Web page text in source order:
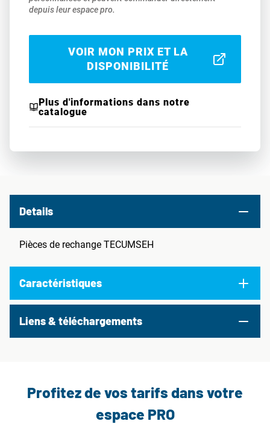
depuis leur espace pro.
VOIR MON PRIX ET LA
DISPONIBILITÉ
Plus d'informations dans notre
catalogue
Details
Pièces de rechange TECUMSEH
Caractéristiques
Liens & téléchargements
Profitez de vos tarifs dans votre
espace PRO